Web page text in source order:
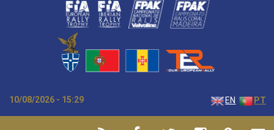
10/08/2026 - 15:29 EN PT